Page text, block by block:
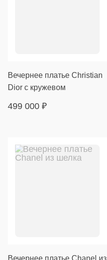
Вечернее платье Christian
Dior с кружевом
499 000 ₽
Вечернее платье Chanel из